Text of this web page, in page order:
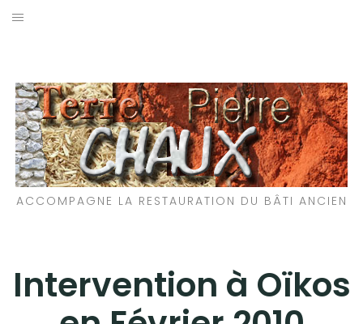
Aller
ACCOMPAGNE LA RESTAURATION DU BÂTI ANCIEN
Intervention à Oïkos
PARTICIPATIFS
CHANTIERS RÉALISÉS
QUE PROPOSONS-NOUS ?